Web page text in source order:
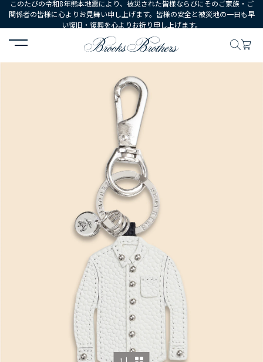
このたびの令和8年熊本地震により、被災された皆様ならびにそのご家族・ご
関係者の皆様に心よりお見舞い申し上げます。皆様の安全と被災地の一日も早
い復旧・復興を心よりお祈り申し上げます。
HOME シューズ・アクセサリー 財布・革小物 ◆オンラ